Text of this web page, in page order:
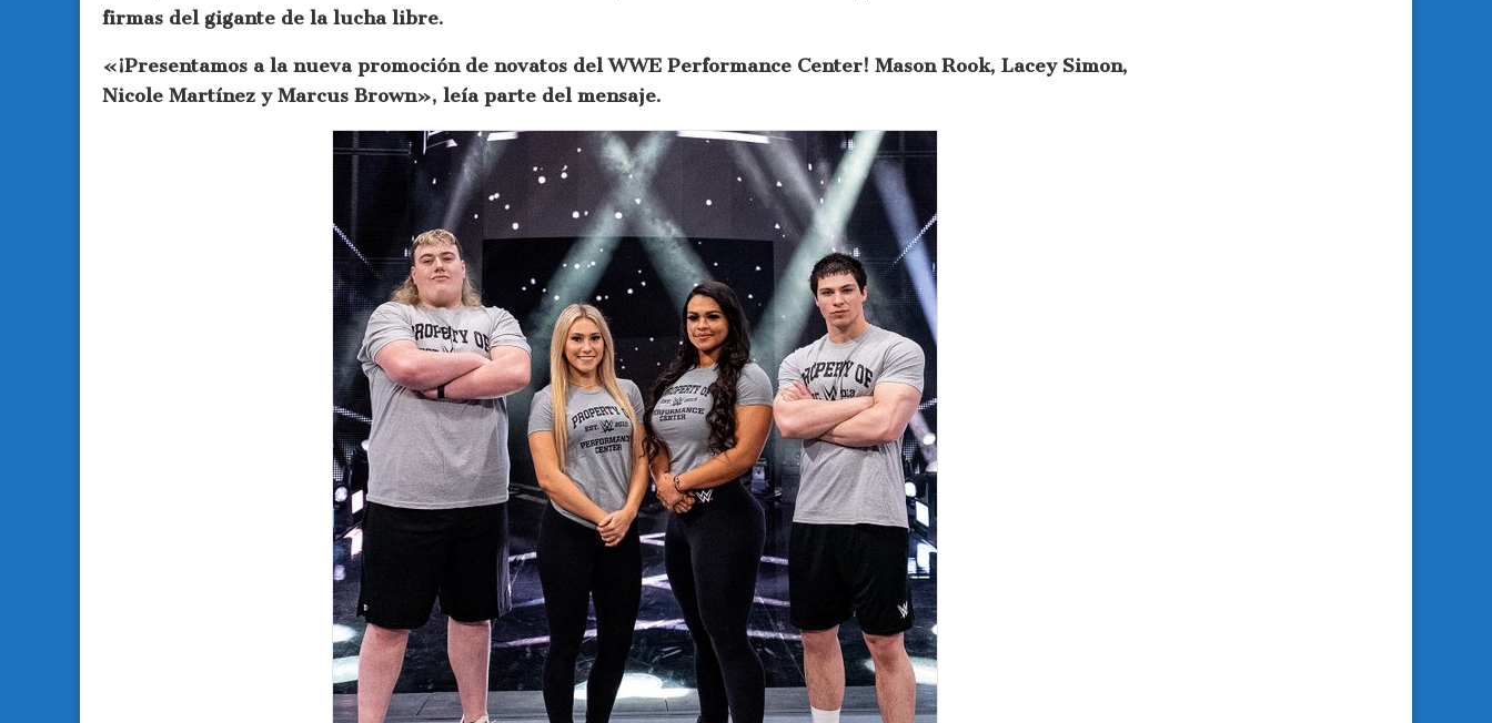
firmas del gigante de la lucha libre.
«¡Presentamos a la nueva promoción de novatos del WWE Performance Center! Mason Rook, Lacey Simon,
Nicole Martínez y Marcus Brown», leía parte del mensaje.